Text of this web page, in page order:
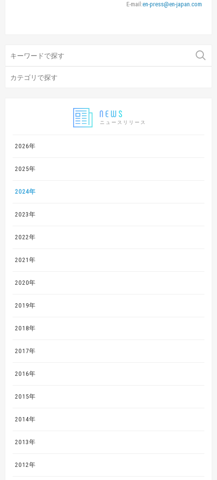
ニュースリリース
2026年
2025年
2024年
2023年
2022年
2021年
2020年
2019年
2018年
2017年
2016年
2015年
2014年
2013年
2012年
E-mail:en-press@en-japan.com